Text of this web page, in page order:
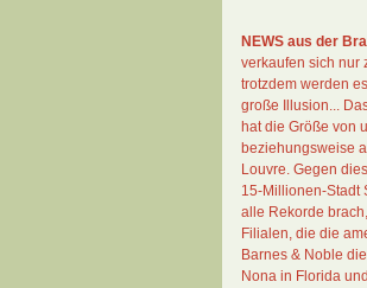
NEWS aus der
verkaufen sich nur
trotzdem werden
große Illusion...
hat die Größe von
beziehungsweise
Louvre. Gegen
15-Millionen-Stadt
alle Rekorde
Filialen, die die
Barnes & Noble
Nona in Florida